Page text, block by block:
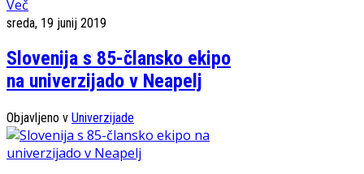
Več
sreda, 19 junij 2019
Slovenija s 85-člansko ekipo
na univerzijado v Neapelj
Objavljeno v Univerzijade